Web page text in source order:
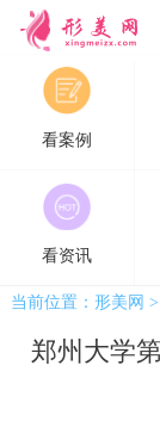
形美网
看案例
看资讯
当前位置： 形美网 >
郑州大学